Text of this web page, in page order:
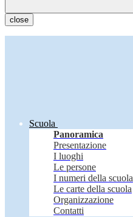
close
Scuola
Panoramica
Presentazione
I luoghi
Le persone
I numeri della scuola
Le carte della scuola
Organizzazione
Contatti